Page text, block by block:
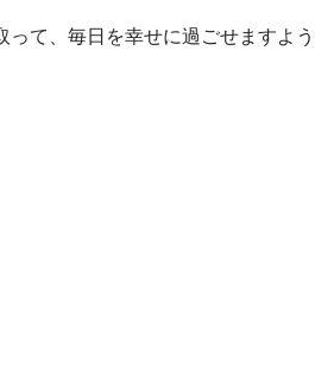
って、毎日を幸せに過ごせますよう